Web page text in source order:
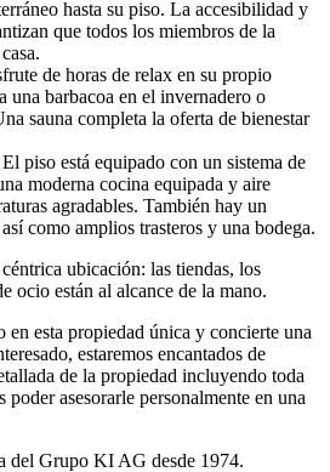
hasta su piso. La accesibilidad y
que todos los miembros de la
de horas de relax en su propio
una barbacoa en el invernadero o
sauna completa la oferta de bienestar
piso está equipado con un sistema de
moderna cocina equipada y aire
agradables. También hay un
como amplios trasteros y una bodega.
ubicación: las tiendas, los
ocio están al alcance de la mano.
esta propiedad única y concierte una
estaremos encantados de
de la propiedad incluyendo toda
asesorarle personalmente en una
Grupo KI AG desde 1974.